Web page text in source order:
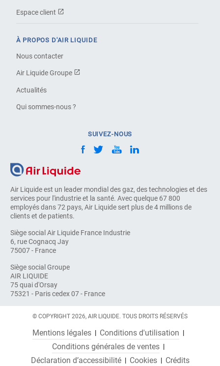
Air Liquide est un leader mondial des gaz, des technologies et des
services pour l'industrie et la santé. Avec quelque 67 800
employés dans 72 pays, Air Liquide sert plus de 4 millions de
clients et de patients.
Siège social Air Liquide France Industrie
6, rue Cognacq Jay
75007 - France
Siège social Groupe
AIR LIQUIDE
75 quai d'Orsay
75321 - Paris cedex 07 - France
Espace client
À PROPOS D'AIR LIQUIDE
Nous contacter
Air Liquide Groupe
Actualités
Qui sommes-nous ?
SUIVEZ-NOUS
© COPYRIGHT 2026, AIR LIQUIDE. TOUS DROITS RÉSERVÉS
Mentions légales
Conditions d'utilisation
Conditions générales de ventes
Déclaration d’accessibilité
Cookies Crédits